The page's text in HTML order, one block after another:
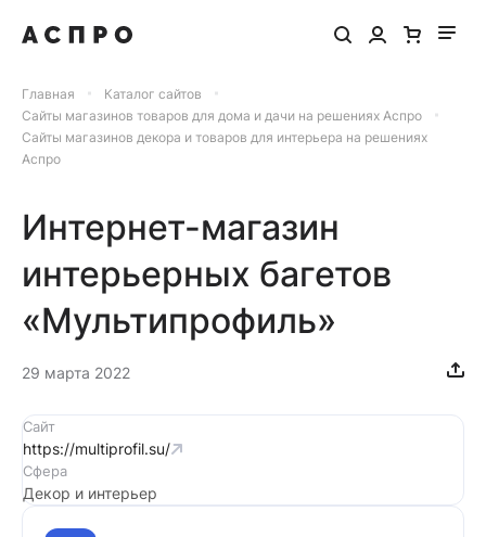
Главная
Каталог сайтов
Сайты магазинов товаров для дома и дачи на решениях Аспро
Сайты магазинов декора и товаров для интерьера на решениях
Аспро
Интернет-магазин
интерьерных багетов
«Мультипрофиль»
29 марта 2022
Сайт
https://multiprofil.su/
Сфера
Декор и интерьер